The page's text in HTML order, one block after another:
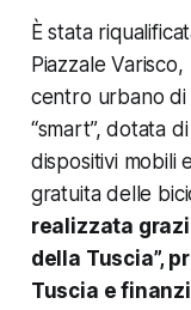
È stata
Piazzale
centro urbano di
“smart”, dotata
dispositivi mobili
gratuita delle
realizzata
della Tuscia”,
Tuscia e